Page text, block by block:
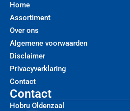
Home
Assortiment
Over ons
Algemene voorwaarden
Disclaimer
Privacyverklaring
Contact
Contact
Hobru Oldenzaal